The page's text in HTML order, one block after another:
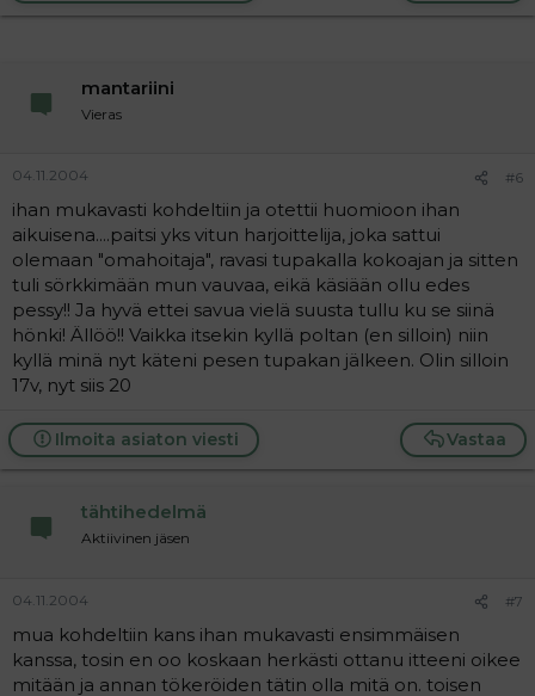
mantariini
Vieras
04.11.2004 #6
ihan mukavasti kohdeltiin ja otettii huomioon ihan
aikuisena....paitsi yks vitun harjoittelija, joka sattui
olemaan "omahoitaja", ravasi tupakalla kokoajan ja sitten
tuli sörkkimään mun vauvaa, eikä käsiään ollu edes
pessy!! Ja hyvä ettei savua vielä suusta tullu ku se siinä
hönki! Ällöö!! Vaikka itsekin kyllä poltan (en silloin) niin
kyllä minä nyt käteni pesen tupakan jälkeen. Olin silloin
17v, nyt siis 20
Vastaa
Ilmoita asiaton viesti
tähtihedelmä
Aktiivinen jäsen
04.11.2004 #7
mua kohdeltiin kans ihan mukavasti ensimmäisen
kanssa, tosin en oo koskaan herkästi ottanu itteeni oikee
mitään ja annan tökeröiden tätin olla mitä on. toisen